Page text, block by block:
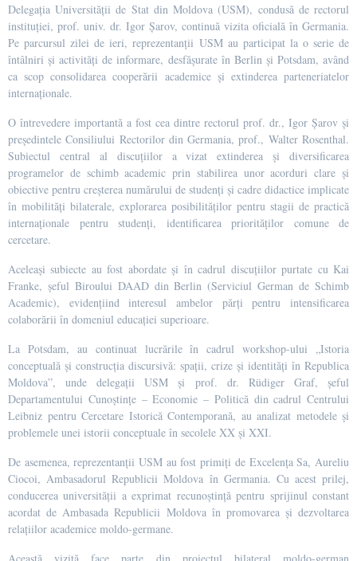
Delegația Universității de Stat din Moldova (USM), condusă de rectorul
instituției, prof. univ. dr. Igor Șarov, continuă vizita oficială în Germania.
Pe parcursul zilei de ieri, reprezentanții USM au participat la o serie de
întâlniri și activități de informare, desfășurate în Berlin și Potsdam, având
ca scop consolidarea cooperării academice și extinderea parteneriatelor
internaționale.
O întrevedere importantă a fost cea dintre rectorul prof. dr., Igor Șarov și
președintele Consiliului Rectorilor din Germania, prof., Walter Rosenthal.
Subiectul central al discuțiilor a vizat extinderea și diversificarea
programelor de schimb academic prin stabilirea unor acorduri clare și
obiective pentru creșterea numărului de studenți și cadre didactice implicate
în mobilități bilaterale, explorarea posibilităților pentru stagii de practică
internaționale pentru studenți, identificarea priorităților comune de
cercetare.
Aceleași subiecte au fost abordate și în cadrul discuțiilor purtate cu Kai
Franke, șeful Biroului DAAD din Berlin (Serviciul German de Schimb
Academic), evidențiind interesul ambelor părți pentru intensificarea
colaborării în domeniul educației superioare.
La Potsdam, au continuat lucrările în cadrul workshop-ului „Istoria
conceptuală și construcția discursivă: spații, crize și identități în Republica
Moldova”, unde delegații USM și prof. dr. Rüdiger Graf, șeful
Departamentului Cunoștințe – Economie – Politică din cadrul Centrului
Leibniz pentru Cercetare Istorică Contemporană, au analizat metodele și
problemele unei istorii conceptuale în secolele XX și XXI.
De asemenea, reprezentanții USM au fost primiți de Excelența Sa, Aureliu
Ciocoi, Ambasadorul Republicii Moldova în Germania. Cu acest prilej,
conducerea universității a exprimat recunoștință pentru sprijinul constant
acordat de Ambasada Republicii Moldova în promovarea și dezvoltarea
relațiilor academice moldo-germane.